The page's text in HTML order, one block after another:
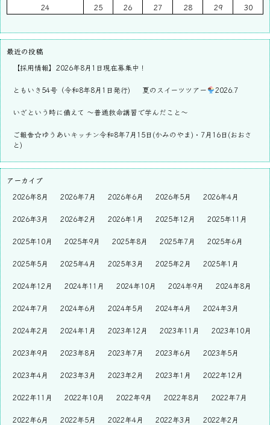
24 25 26 27 28 29 30
最近の投稿
【採用情報】2026年8月1日現在募集中！
ともいき54号（令和8年8月1日発行) 夏のスイーツツアー 2026.7
いざという時に備えて ～普通救命講習で学んだこと～
ご報告☆ゆうあいキッチン令和8年7月15日(かみのやま)・7月16日(おおさ
と)
アーカイブ
2026年8月
2026年7月 2026年6月 2026年5月 2026年4月
2026年3月 2026年2月 2026年1月 2025年12月 2025年11月
2025年10月 2025年9月 2025年8月 2025年7月 2025年6月
2025年5月 2025年4月 2025年3月 2025年2月 2025年1月
2024年12月 2024年11月 2024年10月 2024年9月 2024年8月
2024年7月 2024年6月 2024年5月 2024年4月 2024年3月
2024年2月 2024年1月 2023年12月 2023年11月 2023年10月
2023年9月 2023年8月 2023年7月 2023年6月 2023年5月
2023年4月 2023年3月 2023年2月 2023年1月 2022年12月
2022年11月 2022年10月 2022年9月 2022年8月 2022年7月
2022年6月 2022年5月 2022年4月 2022年3月 2022年2月